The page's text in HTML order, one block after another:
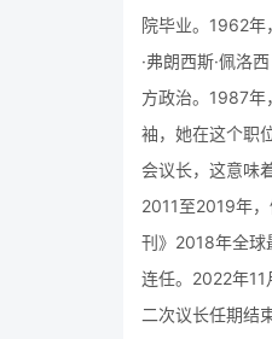
院毕业。1962年
·弗朗西斯·佩洛
方政治。1987年
袖，她在这个职
会议长，这意味
2011至2019年
刊》2018年全球
连任。2022年11
二次议长任期结